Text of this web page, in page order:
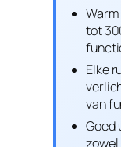
tot
Elke
van
Goed